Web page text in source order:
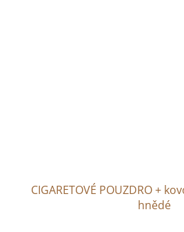
CIGARETOVÉ POUZDRO +
hnědé